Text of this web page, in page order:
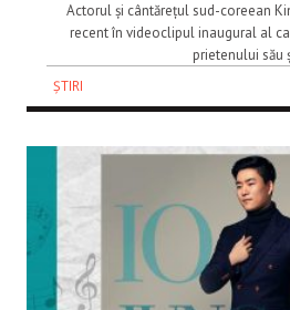
Actorul și cântărețul sud-coreean
recent în videoclipul inaugural al
prietenului său
ȘTIRI